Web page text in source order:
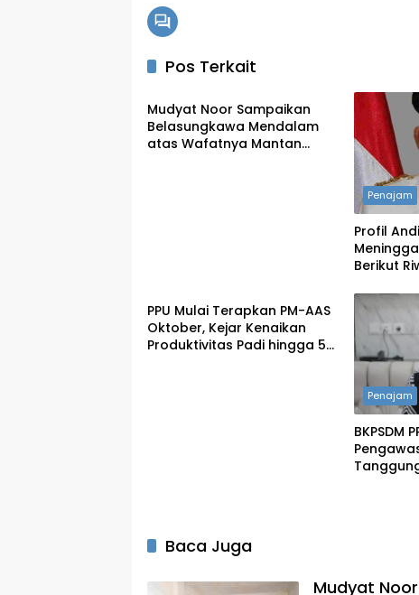
Pos Terkait
Penajam
Mudyat Noor Sampaikan
Belasungkawa Mendalam
atas Wafatnya Mantan
Penajam
Profil
Berikut
PPU Mulai Terapkan PM-AAS
Oktober, Kejar Kenaikan
Produktivitas Padi hingga 5
Penajam
BKPSDM
Baca Juga
Mudyat